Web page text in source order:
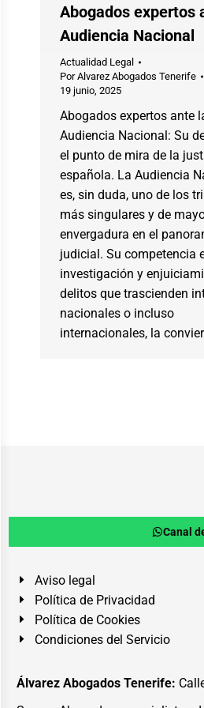
Abogados expertos
Audiencia Nacional
Actualidad Legal
PorAlvarez Abogados Tenerife
19 junio, 2025
Abogados expertos ante
Audiencia Nacional: Su
el punto de mira de la
española. La Audiencia
es, sin duda, uno de los
más singulares y de
envergadura en el
judicial. Su competencia
investigación y
delitos que trascienden
nacionales o incluso
internacionales, la
Canal
Aviso legal
Política de Privacidad
Política de Cookies
Condiciones del Servicio
Álvarez Abogados Tenerife: